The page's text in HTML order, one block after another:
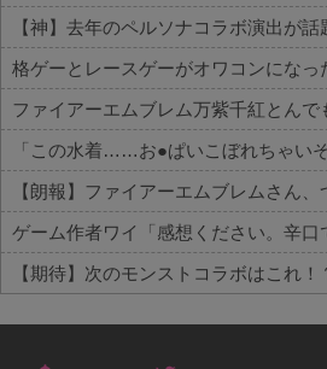
【神】去年のペルソナコラボ演出が
格ゲーとレースゲーがオワコンになっ
Powered by livedoor 相互RSS